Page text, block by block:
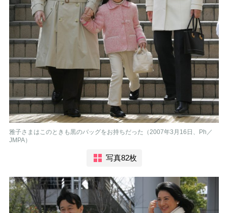
雅子さまはこのときも黒のバッグをお持ちだった（2007年3月16日、Ph／
JMPA）
写真82枚